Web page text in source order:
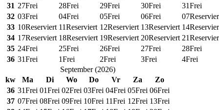
31 27Frei 28Frei 29Frei 30Frei 31Frei
32 03Frei 04Frei 05Frei 06Frei 07
33 10Reserviert 11Reserviert 12Reserviert 13Reserviert 14
34 17Reserviert 18Reserviert 19Reserviert 20Reserviert 21
35 24Frei 25Frei 26Frei 27Frei 28Frei
36 31Frei 1Frei 2Frei 3Frei 4Frei
September(2026)
kw
Ma Di Wo Do Vr Za
Zo
36 31Frei 01Frei 02Frei 03Frei 04Frei 05Frei 06Frei
37 07Frei 08Frei 09Frei 10Frei 11Frei 12Frei 13Frei